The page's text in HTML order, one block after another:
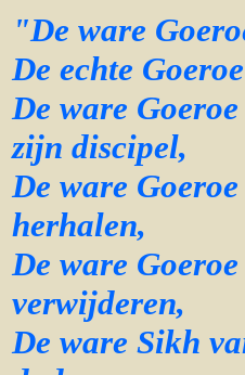
"De ware
De echte
De ware
zijn discipel,
De ware
herhalen,
De ware
verwijderen,
De ware Sikh